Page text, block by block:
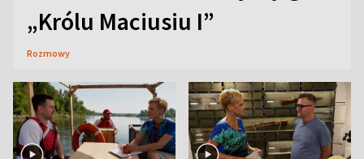
„Królu Maciusiu I”
Rozmowy